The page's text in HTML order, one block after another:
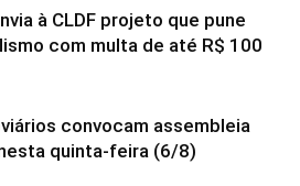
à CLDF projeto que pune
com multa de até R$ 100
convocam assembleia
quinta-feira (6/8)